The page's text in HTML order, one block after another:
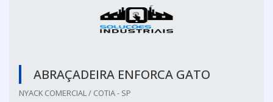
ABRAÇADEIRA ENFORCA GATO
NYACK COMERCIAL / COTIA - SP